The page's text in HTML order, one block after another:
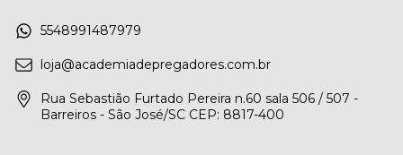
5548991487979
loja@academiadepregadores.com.br
Rua Sebastião Furtado Pereira n.60 sala 506 / 507 -
Barreiros - São José/SC CEP: 8817-400